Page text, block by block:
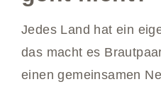
Jedes Land hat ein
das macht es
einen gemeinsamen